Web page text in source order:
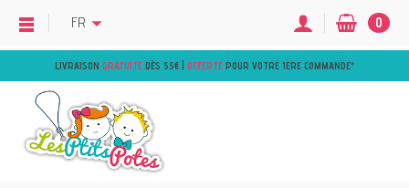
LIVRAISON GRATUITE DÈS 55€ | OFFERTE POUR VOTRE 1ÈRE COMMANDE*
FR 0